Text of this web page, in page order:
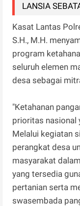
LANSIA
Kasat Lantas
S.H., M.H.
program
seluruh elemen
desa sebagai
"Ketahanan
prioritas nasional
Melalui kegiatan
perangkat desa
masyarakat
yang tersedia
pertanian serta
swasembada